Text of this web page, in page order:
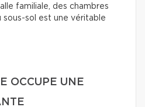
familiale, des chambres
sous-sol est une véritable
OCCUPE UNE